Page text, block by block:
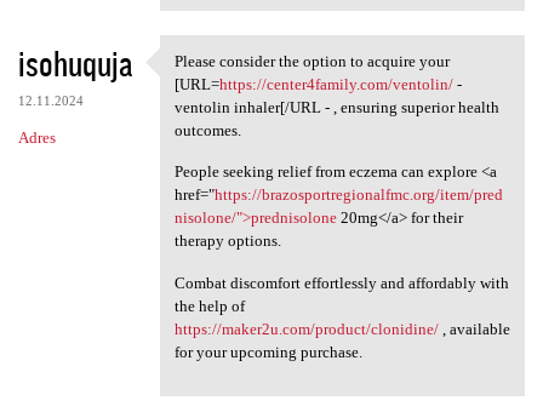
isohuquja
12.11.2024
Adres
Please consider the option to
Please consider the option to acquire your
[URL=https://center4family.com/ventolin/-
ventolin inhaler[/URL - , ensuring superior health
outcomes.
People seeking relief from eczema can explore <a
href="https://brazosportregionalfmc.org/item/pred
nisolone/">prednisolone20mg</a> for their
therapy options.
Combat discomfort effortlessly and affordably with
the help of
https://maker2u.com/product/clonidine/, available
for your upcoming purchase.